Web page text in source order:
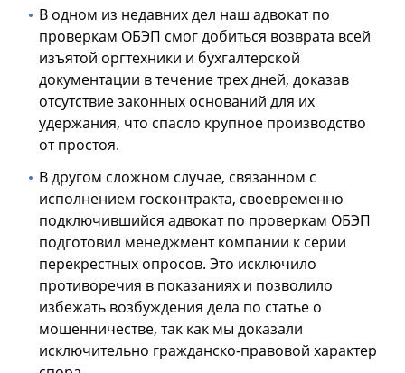
В одном из недавних дел наш адвокат по
проверкам ОБЭП смог добиться возврата всей
изъятой оргтехники и бухгалтерской
документации в течение трех дней, доказав
отсутствие законных оснований для их
удержания, что спасло крупное производство
от простоя.
В другом сложном случае, связанном с
исполнением госконтракта, своевременно
подключившийся адвокат по проверкам ОБЭП
подготовил менеджмент компании к серии
перекрестных опросов. Это исключило
противоречия в показаниях и позволило
избежать возбуждения дела по статье о
мошенничестве, так как мы доказали
исключительно гражданско-правовой характер